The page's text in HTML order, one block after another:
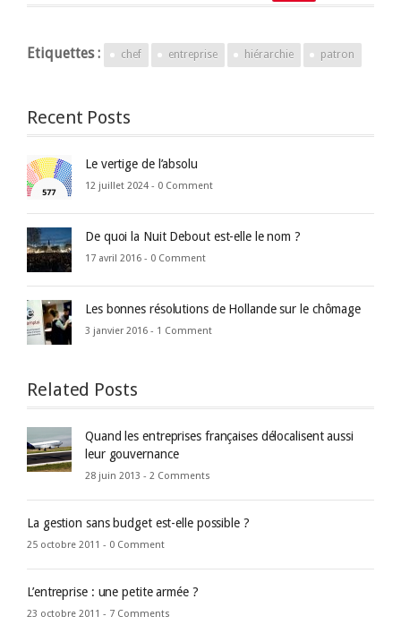
Etiquettes : chef entreprise hiérarchie patron
Recent Posts
Le vertige de l’absolu
12 juillet 2024 - 0 Comment
De quoi la Nuit Debout est-elle le nom ?
17 avril 2016 - 0 Comment
Les bonnes résolutions de Hollande sur le chômage
3 janvier 2016 - 1 Comment
Related Posts
Quand les entreprises françaises délocalisent aussi
leur gouvernance
28 juin 2013 - 2 Comments
La gestion sans budget est-elle possible ?
25 octobre 2011 - 0 Comment
L’entreprise : une petite armée ?
23 octobre 2011 - 7 Comments